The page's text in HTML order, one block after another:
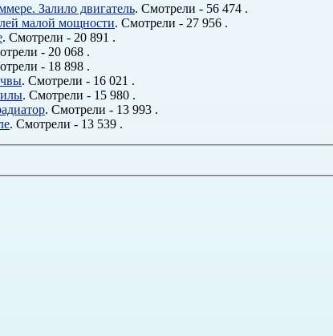
Залило двигатель. Смотрели - 56 474 .
малой мощности. Смотрели - 27 956 .
. Смотрели - 20 891 .
- 20 068 .
- 18 898 .
. Смотрели - 16 021 .
. Смотрели - 15 980 .
. Смотрели - 13 993 .
. Смотрели - 13 539 .